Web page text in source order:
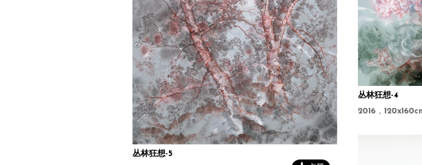
丛林狂想-4
2016，
丛林狂想-5